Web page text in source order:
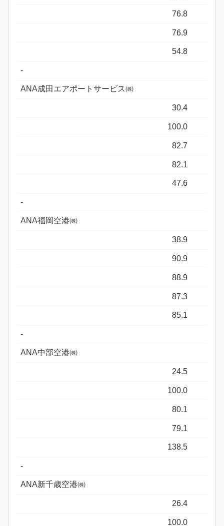
76.8
76.9
54.8
-
ANA成田エアポートサービス㈱
30.4
100.0
82.7
82.1
47.6
-
ANA福岡空港㈱
38.9
90.9
88.9
87.3
85.1
-
ANA中部空港㈱
24.5
100.0
80.1
79.1
138.5
-
ANA新千歳空港㈱
26.4
100.0